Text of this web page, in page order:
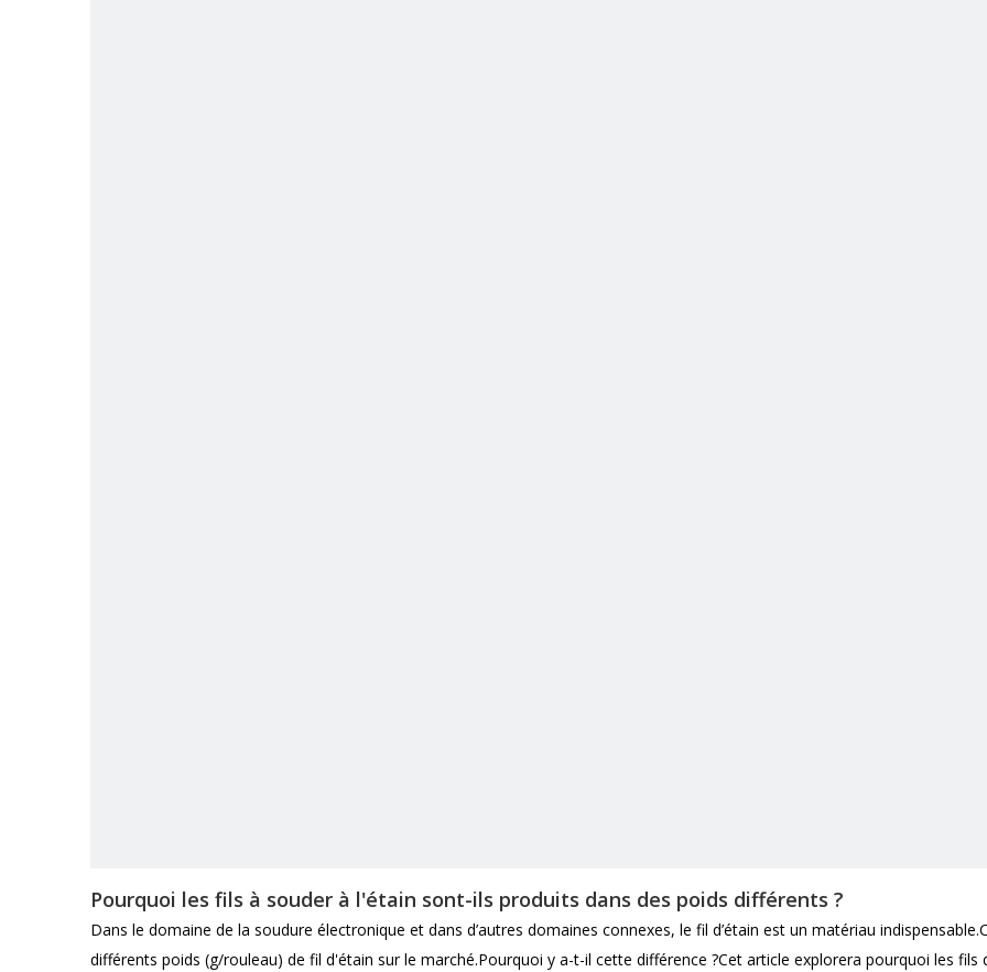
Pourquoi les fils à souder à l'étain sont-ils produits dans des poids différents ?
Dans le domaine de la soudure électronique et dans d’autres domaines connexes, le fil d’étain est un matériau
différents poids (g/rouleau) de fil d'étain sur le marché.Pourquoi y a-t-il cette différence ?Cet article explorera pourquoi les